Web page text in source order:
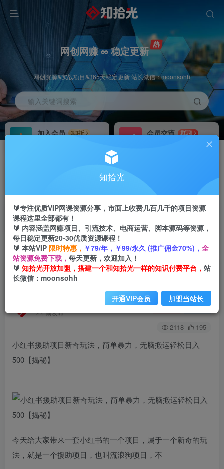
网创网赚 ∞ 稳定更新
网创资源&实战项目&365天稳定更新 站长微信：moonsohh
输入关键词搜索
加入会员
3.3折
会员交流
群聊
首页 创业课程 会员免费 正文
小红书援助项目新奇玩法，简单暴力，无脑搬运轻
松日入500【揭秘】
2年前发布
关注 私信
2118 195
小红书援助项目新奇玩法，简单暴力，无脑搬运轻松日入
500【揭秘】
今天给大家带来一套小红书的一个项目，属于一个新奇的玩
法，就是一个援助项目，也叫流浪狗项目，不
知拾光
🔰专注优质VIP网课资源分享，市面上收费几百几千的项目资源
课程这里全部都有！
🔰 内容涵盖网赚项目、引流技术、电商运营、脚本源码等资源，
每日稳定更新20-30优质资源课程！
🔰 本站VIP 限时特惠， ￥79/年，￥99/永久 (推广佣金70%)， 全
站资源免费下载， 每天更新，欢迎加入！
🔰 知拾光开放加盟，搭建一个和知拾光一样的知识付费平台， 站
长微信：moonsohh
开通VIP会员 加盟当站长